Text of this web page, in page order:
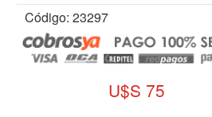
Código: 23297
U$S 75